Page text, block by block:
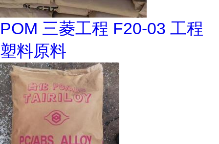
POM 三菱工程 F20-03 工程
塑料原料